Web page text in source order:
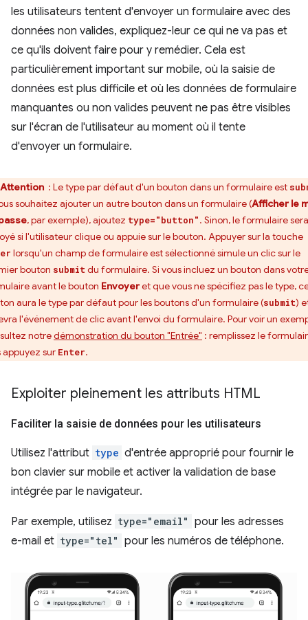
les utilisateurs tentent d'envoyer un formulaire avec des
données non valides, expliquez-leur ce qui ne va pas et
ce qu'ils doivent faire pour y remédier. Cela est
particulièrement important sur mobile, où la saisie de
données est plus difficile et où les données de formulaire
manquantes ou non valides peuvent ne pas être visibles
sur l'écran de l'utilisateur au moment où il tente
d'envoyer un formulaire.
Attention : Le type par défaut d'un bouton dans un formulaire est
souhaitez ajouter un autre bouton dans un formulaire (Afficher le
, par exemple), ajoutez type="button". Sinon, le formulaire sera
si l'utilisateur clique ou appuie sur le bouton. Appuyer sur la touche
lorsqu'un champ de formulaire est sélectionné simule un clic sur le
bouton submit du formulaire. Si vous incluez un bouton dans
avant le bouton Envoyeret que vous ne spécifiez pas le type,
aura le type par défaut pour les boutons d'un formulaire (submit)
l'événement de clic avant l'envoi du formulaire. Pour voir un
notredémonstration du bouton "Entrée" : remplissez le
appuyez sur Enter.
Exploiter pleinement les attributs HTML
Faciliter la saisie de données pour les utilisateurs
Utilisez l'attribut type d'entrée approprié pour fournir le
bon clavier sur mobile et activer la validation de base
intégrée par le navigateur.
Par exemple, utilisez type="email" pour les adresses
e-mail et type="tel" pour les numéros de téléphone.